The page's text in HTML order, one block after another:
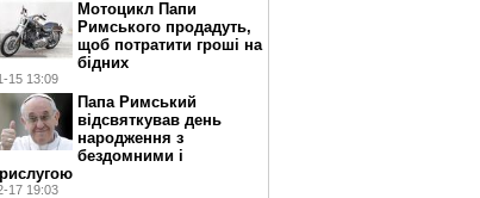
Мотоцикл Папи
Римського продадуть,
щоб потратити гроші на
бідних
15 13:09
Папа Римський
відсвяткував день
народження з
бездомними і
17 19:03